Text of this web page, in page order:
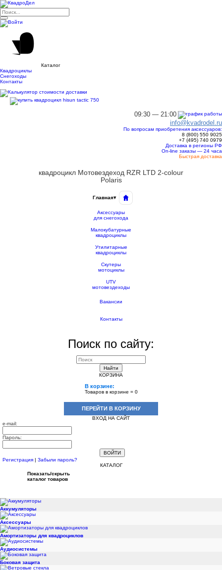
Каталог
Квадроциклы
Снегоходы
Контакты
09:30 — 21:00
info@kvadrodel.ru
По вопросам приобретения аксессуаров:
8 (800) 550 9025
+7 (495) 740 0979
Доставка в регионы РФ
On-line заказы — 24 часа
Быстрая доставка
квадроцикл Мотовездеход RZR LTD 2-colour
Polaris
Главная▾
Аксессуары
для снегохода
Малокубатурные
квадроциклы
Утилитарные
квадроциклы
Скутеры
мотоциклы
UTV
мотовездеходы
Вакансии
Контакты
Поиск по сайту:
Найти
КОРЗИНА
В корзине:
Товаров в корзине = 0
ПЕРЕЙТИ В КОРЗИНУ
ВХОД НА САЙТ
e-mail:
Пароль:
Регистрация
Забыли пароль?
КАТАЛОГ
Показать/скрыть
каталог товаров
Аккумуляторы
Аксессуары
Амортизаторы для квадроциклов
Аудиосистемы
Боковая защита